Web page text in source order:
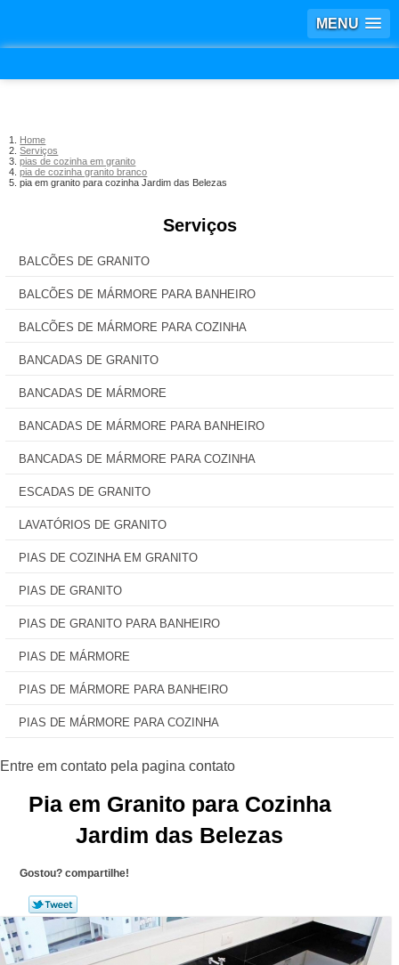
MENU
Home
Serviços
pias de cozinha em granito
pia de cozinha granito branco
pia em granito para cozinha Jardim das Belezas
Serviços
BALCÕES DE GRANITO
BALCÕES DE MÁRMORE PARA BANHEIRO
BALCÕES DE MÁRMORE PARA COZINHA
BANCADAS DE GRANITO
BANCADAS DE MÁRMORE
BANCADAS DE MÁRMORE PARA BANHEIRO
BANCADAS DE MÁRMORE PARA COZINHA
ESCADAS DE GRANITO
LAVATÓRIOS DE GRANITO
PIAS DE COZINHA EM GRANITO
PIAS DE GRANITO
PIAS DE GRANITO PARA BANHEIRO
PIAS DE MÁRMORE
PIAS DE MÁRMORE PARA BANHEIRO
PIAS DE MÁRMORE PARA COZINHA
Pia em Granito para Cozinha
Jardim das Belezas
Gostou? compartilhe!